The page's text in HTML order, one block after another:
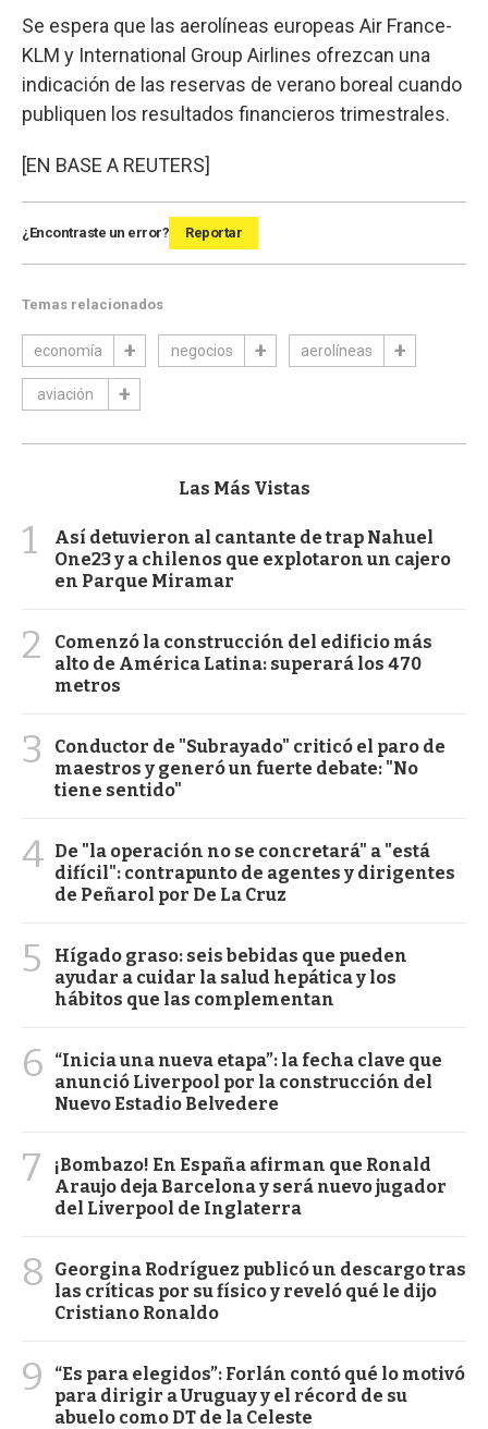
Se espera que las aerolíneas europeas Air France-
KLM y International Group Airlines ofrezcan una
indicación de las reservas de verano boreal cuando
publiquen los resultados financieros trimestrales.
[EN BASE A REUTERS]
¿Encontraste un error? Reportar
Temas relacionados
economía negocios aerolíneas
aviación
Las Más Vistas
1
Así detuvieron al cantante de trap Nahuel
One23 y a chilenos que explotaron un cajero
en Parque Miramar
2
Comenzó la construcción del edificio más
alto de América Latina: superará los 470
metros
3
Conductor de "Subrayado" criticó el paro de
maestros y generó un fuerte debate: "No
tiene sentido"
4 De "la operación no se concretará" a "está
difícil": contrapunto de agentes y dirigentes
de Peñarol por De La Cruz
5
Hígado graso: seis bebidas que pueden
ayudar a cuidar la salud hepática y los
hábitos que las complementan
6
“Inicia una nueva etapa”: la fecha clave que
anunció Liverpool por la construcción del
Nuevo Estadio Belvedere
7
¡Bombazo! En España afirman que Ronald
Araujo deja Barcelona y será nuevo jugador
del Liverpool de Inglaterra
8
Georgina Rodríguez publicó un descargo tras
las críticas por su físico y reveló qué le dijo
Cristiano Ronaldo
9
“Es para elegidos”: Forlán contó qué lo motivó
para dirigir a Uruguay y el récord de su
abuelo como DT de la Celeste